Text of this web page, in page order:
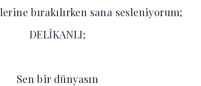
bırakılırken sana sesleniyorum;
DELİKANLI;
Sen bir dünyasın